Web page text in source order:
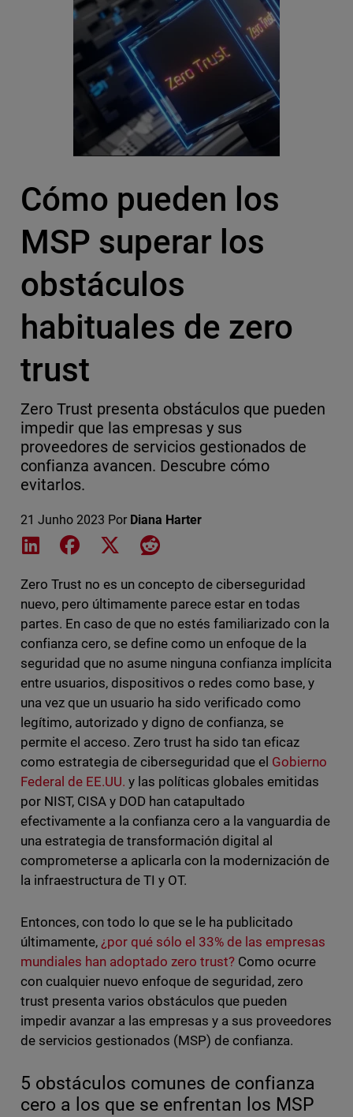
Cómo pueden los
MSP superar los
obstáculos
habituales de zero
trust
Zero Trust presenta obstáculos que pueden
impedir que las empresas y sus
proveedores de servicios gestionados de
confianza avancen. Descubre cómo
evitarlos.
21 Junho 2023 Por Diana Harter
Share on LinkedIn
Share on Facebook
Share on XShare on Reddit
Zero Trust no es un concepto de ciberseguridad
nuevo, pero últimamente parece estar en todas
partes. En caso de que no estés familiarizado con la
confianza cero, se define como un enfoque de la
seguridad que no asume ninguna confianza implícita
entre usuarios, dispositivos o redes como base, y
una vez que un usuario ha sido verificado como
legítimo, autorizado y digno de confianza, se
permite el acceso. Zero trust ha sido tan eficaz
como estrategia de ciberseguridad que el Gobierno
Federal de EE.UU. y las políticas globales emitidas
por NIST, CISA y DOD han catapultado
efectivamente a la confianza cero a la vanguardia de
una estrategia de transformación digital al
comprometerse a aplicarla con la modernización de
la infraestructura de TI y OT.
Entonces, con todo lo que se le ha publicitado
últimamente, ¿por qué sólo el 33% de las empresas
mundiales han adoptado zero trust? Como ocurre
con cualquier nuevo enfoque de seguridad, zero
trust presenta varios obstáculos que pueden
impedir avanzar a las empresas y a sus proveedores
de servicios gestionados (MSP) de confianza.
5 obstáculos comunes de confianza
cero a los que se enfrentan los MSP